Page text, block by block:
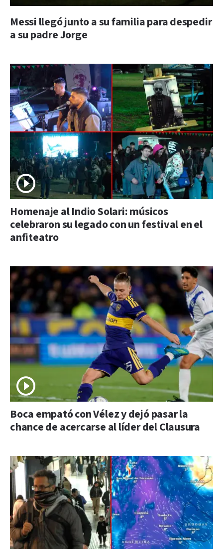
Messi llegó junto a su familia para despedir
a su padre Jorge
Homenaje al Indio Solari: músicos
celebraron su legado con un festival en el
anfiteatro
Boca empató con Vélez y dejó pasar la
chance de acercarse al líder del Clausura